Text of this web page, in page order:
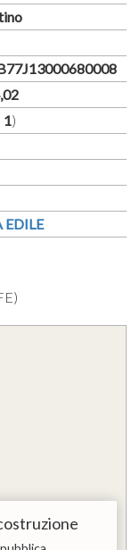
1)
EDILE